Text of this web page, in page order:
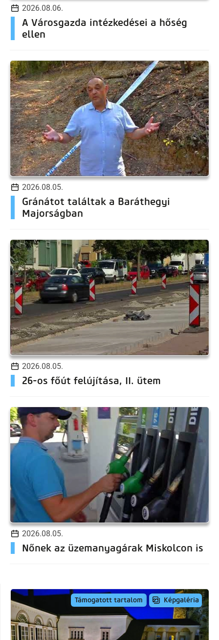
2026.08.06.
A Városgazda intézkedései a hőség
ellen
2026.08.05.
Gránátot találtak a Baráthegyi
Majorságban
2026.08.05.
26-os főút felújítása, II. ütem
2026.08.05.
Nőnek az üzemanyagárak Miskolcon is
Támogatott tartalom Képgaléria